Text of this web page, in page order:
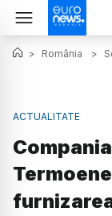
> România >
ACTUALITATE